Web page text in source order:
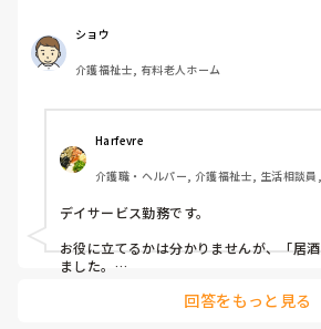
のくらいの頻度で行っているのか参考に
質問いたしました。
うちの施設では現在、以下のような取
毎月：「カフェ」と称して少し豪華なお
茶等の提供、カレンダー作り
隔月： ランチのテイクアウトイベント
その他： 季節ごとの定期的な行事(運動
きたなと感じており、新しく喜ばれるよ
ショウ
介護福祉士, 有料老人ホーム
Harfevre
介護職・ヘルパー, 介護福祉士, 生活相談
デイサービス勤務です。
お役に立てるかは分かりませんが、「居
ました。
回答をもっと見る